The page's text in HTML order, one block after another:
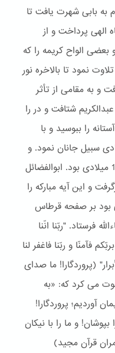
بابی شهرت یافت تا
الهی پرداخت و از
الواح کریمه را که
نمود تا بالاخره نور
و به مقامی از تأثر
شتافت و در را
را ببوسید و با
سبیل جانان نمود. و
این در سال 1293 هجری مطابق 1876 میلادی بود. ابوالفضائل
و این آیه مبارکه را
بود بر صفحه قرطاس
فرستاد. "ربّنا انّنا
فآمنّا و ربّنا فاغفر لنا
(پروردگارا! ما صدای
می کرد که: «به
آوردیم؛ پروردگارا!
و ما را با نیکان
قرآن مجید)